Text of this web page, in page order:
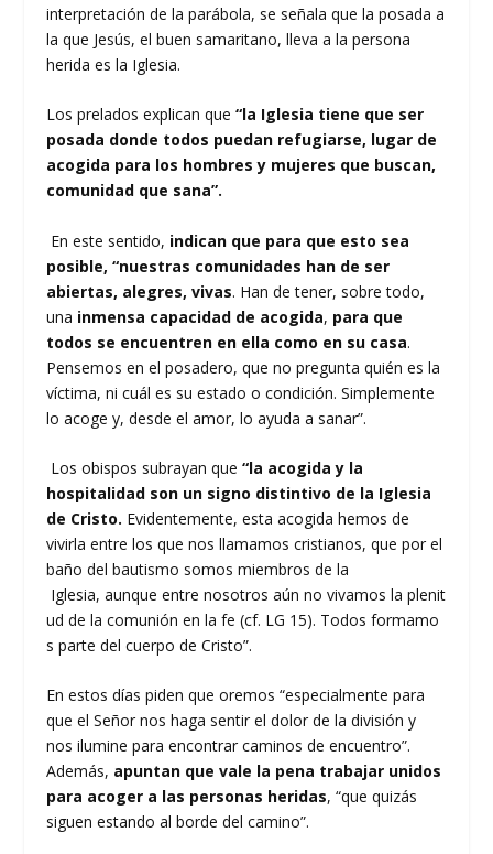
interpretación de la parábola, se señala que la posada a
la que Jesús, el buen samaritano, lleva a la persona
herida es la Iglesia.
Los prelados explican que“la Iglesia tiene que ser
posada donde todos puedan refugiarse, lugar de
acogida para los hombres y mujeres que buscan,
comunidad que sana”.
En este sentido, indican que para que esto sea
posible, “nuestras comunidades han de ser
abiertas, alegres, vivas. Han de tener, sobre todo,
una inmensa capacidad de acogida, para que
todos se encuentren en ella como en su casa.
Pensemos en el posadero, que no pregunta quién es la
víctima, ni cuál es su estado o condición. Simplemente
lo acoge y, desde el amor, lo ayuda a sanar”.
Los obispos subrayan que“la acogida y la
hospitalidad son un signo distintivo de la Iglesia
de Cristo. Evidentemente, esta acogida hemos de
vivirla entre los que nos llamamos cristianos, que por el
baño del bautismo somos miembros de la
Iglesia, aunque entre nosotros aún no vivamos la plenit
ud de la comunión en la fe (cf. LG 15). Todos formamo
s parte del cuerpo de Cristo”.
En estos días piden que oremos “especialmente para
que el Señor nos haga sentir el dolor de la división y
nos ilumine para encontrar caminos de encuentro”.
Además, apuntan que vale la pena trabajar unidos
para acoger a las personas heridas, “que quizás
siguen estando al borde del camino”.